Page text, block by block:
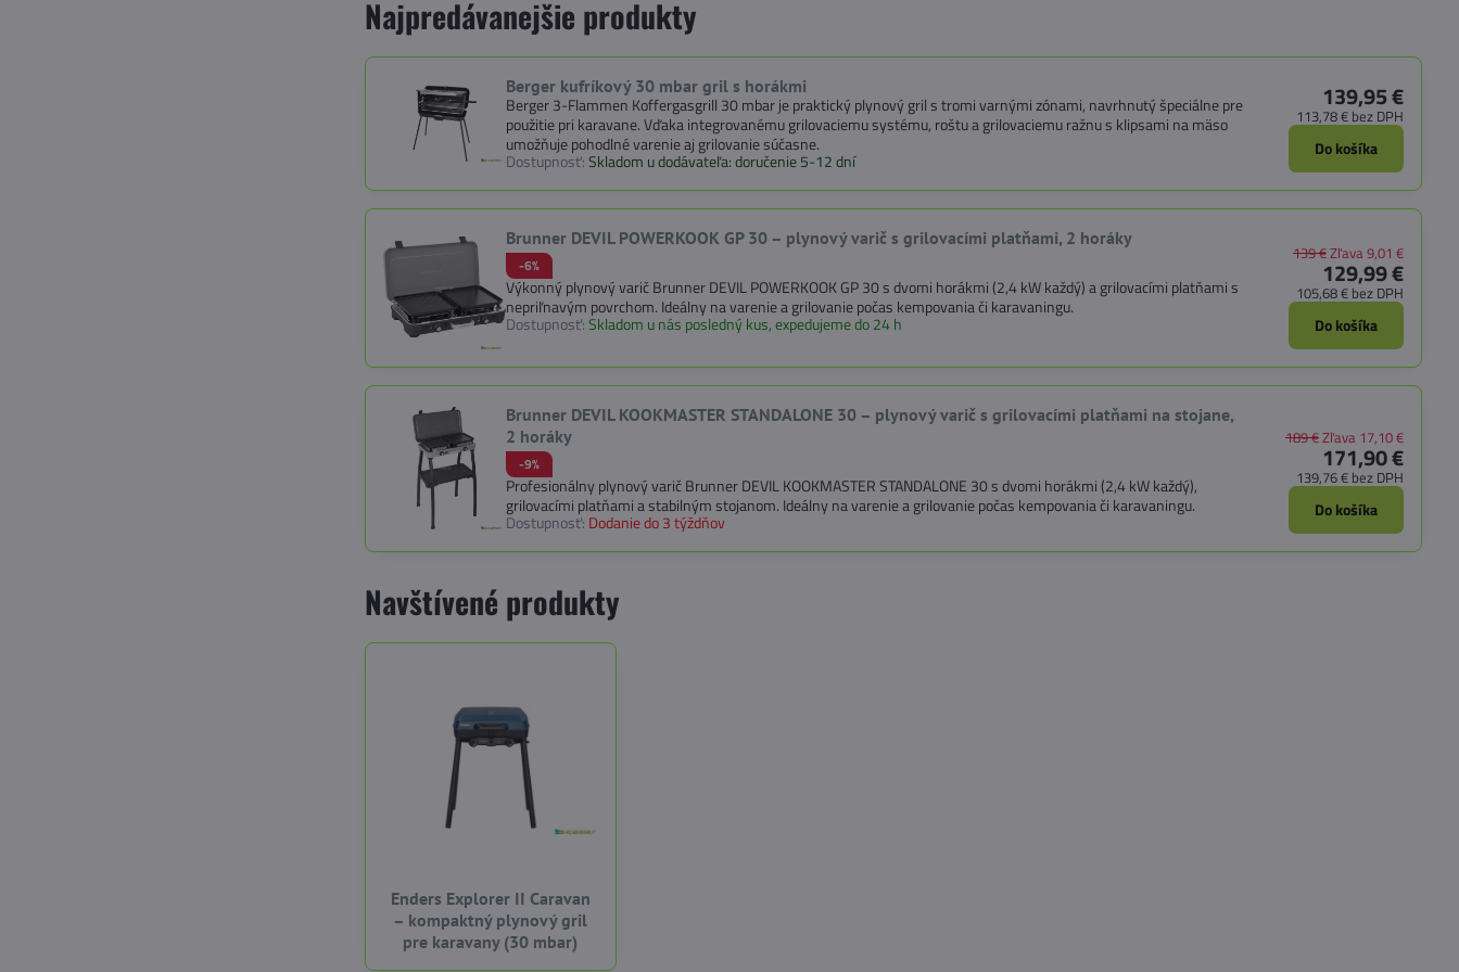
Najpredávanejšie produkty
Berger kufríkový 30 mbar gril s horákmi
Berger 3-Flammen Koffergasgrill 30 mbar je praktický plynový gril s tromi varnými zónami, navrhnutý špeciálne pre
použitie pri karavane. Vďaka integrovanému grilovaciemu systému, roštu a grilovaciemu ražnu s klipsami na mäso
umožňuje pohodlné varenie aj grilovanie súčasne.
Dostupnosť:Skladom u dodávateľa: doručenie 5-12 dní
139,95 €
113,78 € bez DPH
Do košíka
Brunner DEVIL POWERKOOK GP 30 – plynový varič s grilovacími platňami, 2 horáky
-6%
Výkonný plynový varič Brunner DEVIL POWERKOOK GP 30 s dvomi horákmi (2,4 kW každý) a grilovacími platňami s
nepriľnavým povrchom. Ideálny na varenie a grilovanie počas kempovania či karavaningu.
Dostupnosť:Skladom u nás posledný kus, expedujeme do 24 h
129,99 €
105,68 € bez DPH
139 €Zľava 9,01 €
Do košíka
Brunner DEVIL KOOKMASTER STANDALONE 30 – plynový varič s grilovacími platňami na stojane,
2 horáky
-9%
Profesionálny plynový varič Brunner DEVIL KOOKMASTER STANDALONE 30 s dvomi horákmi (2,4 kW každý),
grilovacími platňami a stabilným stojanom. Ideálny na varenie a grilovanie počas kempovania či karavaningu.
Dostupnosť: Dodanie do 3 týždňov
171,90 €
139,76 € bez DPH
189 €Zľava 17,10 €
Do košíka
Navštívené produkty
Enders Explorer II Caravan
– kompaktný plynový gril
pre karavany (30 mbar)